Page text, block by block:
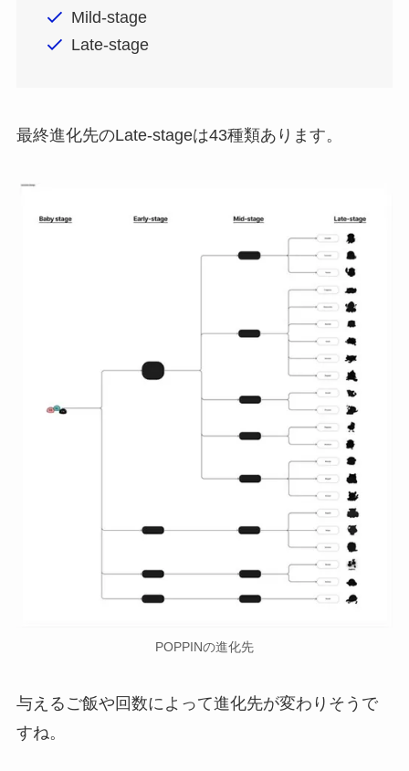
Mild-stage
Late-stage
最終進化先のLate-stageは43種類あります。
POPPINの進化先
与えるご飯や回数によって進化先が変わりそうで
すね。